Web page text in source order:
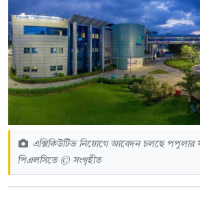
এক্সিকিউটিভ নিয়োগে আবেদন চলছে পপুলার
পিএলসিতে © সংগৃহীত